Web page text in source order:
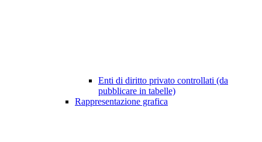
Enti di diritto privato controllati (da
pubblicare in tabelle)
Rappresentazione grafica